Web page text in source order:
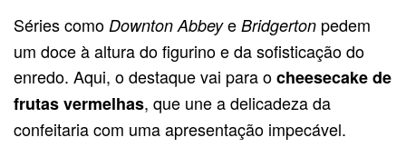
Séries como Downton Abbeye Bridgerton pedem
um doce à altura do figurino e da sofisticação do
enredo. Aqui, o destaque vai para ocheesecake de
frutas vermelhas, que une a delicadeza da
confeitaria com uma apresentação impecável.